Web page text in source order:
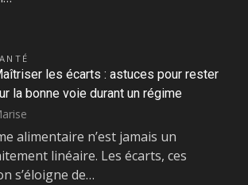
les écarts : astuces pour rester
la bonne voie durant un régime
alimentaire n’est jamais un
linéaire. Les écarts, ces
s’éloigne de…